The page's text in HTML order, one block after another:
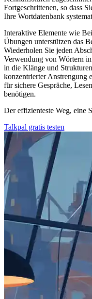
Fortgeschrittenen, so dass
Ihre Wortdatenbank
Interaktive Elemente wie
Übungen unterstützen das
Wiederholen Sie jeden
Verwendung von Wörtern
in die Klänge und
konzentrierter Anstrengung
für sichere Gespräche,
benötigen.
Der effizienteste Weg, eine
Talkpal gratis testen